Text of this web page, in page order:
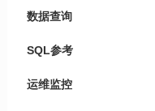
数据查询
SQL参考
运维监控